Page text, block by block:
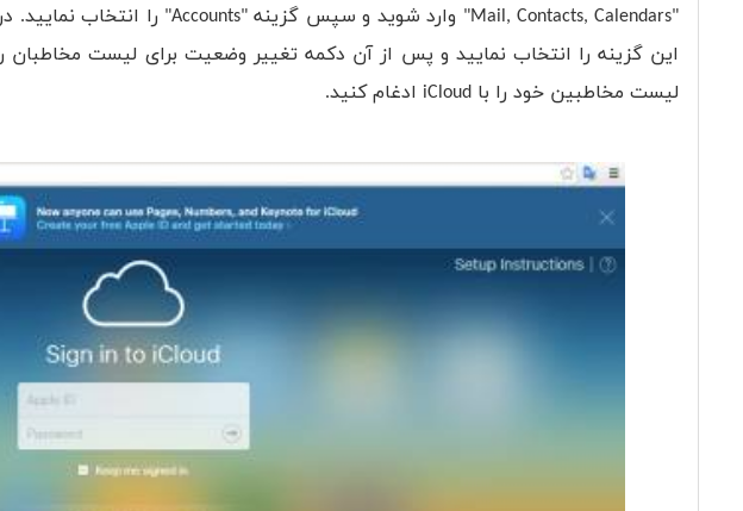
این گزینه را انتخاب نمایید و پس از آن دکمه تغییر وضعیت برای لیست مخاطبان
لیست مخاطبین خود را با iCloud ادغام کنید.